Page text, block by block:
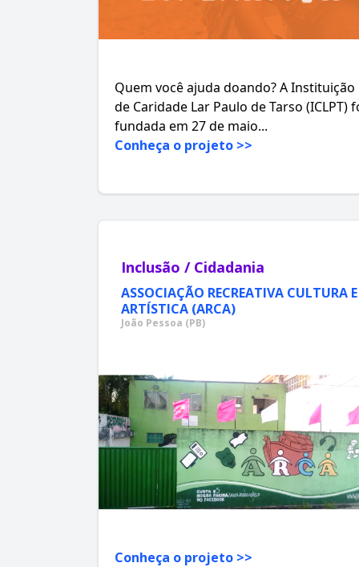
Quem você ajuda doando? A Instituição
de Caridade Lar Paulo de Tarso (ICLPT)
fundada em 27 de maio...
Conheça o projeto >>
Inclusão / Cidadania
ASSOCIAÇÃO RECREATIVA CULTURA E
ARTÍSTICA (ARCA)
João Pessoa (PB)
Conheça o projeto >>